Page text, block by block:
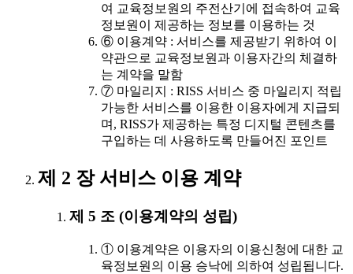
여 교육정보원의 주전산기에 접속하여 교육
정보원이 제공하는 정보를 이용하는 것
⑥ 이용계약 : 서비스를 제공받기 위하여 이
약관으로 교육정보원과 이용자간의 체결하
는 계약을 말함
⑦ 마일리지 : RISS 서비스 중 마일리지 적립
가능한 서비스를 이용한 이용자에게 지급되
며, RISS가 제공하는 특정 디지털 콘텐츠를
구입하는 데 사용하도록 만들어진 포인트
제 2 장 서비스 이용 계약
제 5 조 (이용계약의 성립)
① 이용계약은 이용자의 이용신청에 대한 교
육정보원의 이용 승낙에 의하여 성립됩니다.